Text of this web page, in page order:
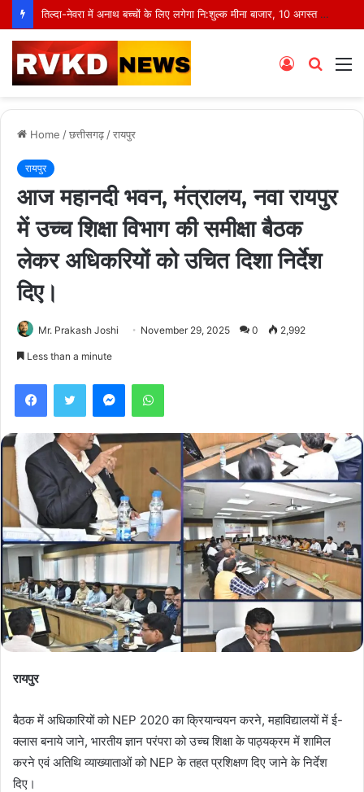
तिल्दा-नेवरा में अनाथ बच्चों के लिए लगेगा नि:शुल्क मीना बाजार, 10 अगस्त को मुस्कानों से सजेगी खास शाम
Search
Log
Home /छत्तीसगढ़/रायपुर
रायपुर
आज महानदी भवन, मंत्रालय, नवा रायपुर
में उच्च शिक्षा विभाग की समीक्षा बैठक
लेकर अधिकरियों को उचित दिशा निर्देश
दिए।
Mr. Prakash Joshi November 29, 2025 0 2,992
Less than a minute
FacebookTwitter MessengerWhatsApp
रायपुर
बैठक में अधिकारियों को NEP 2020 का क्रियान्वयन करने, महाविद्यालयों में ई-
क्लास बनाये जाने, भारतीय ज्ञान परंपरा को उच्च शिक्षा के पाठ्यक्रम में शामिल
करने एवं अतिथि व्याख्याताओं को NEP के तहत प्रशिक्षण दिए जाने के निर्देश
दिए।